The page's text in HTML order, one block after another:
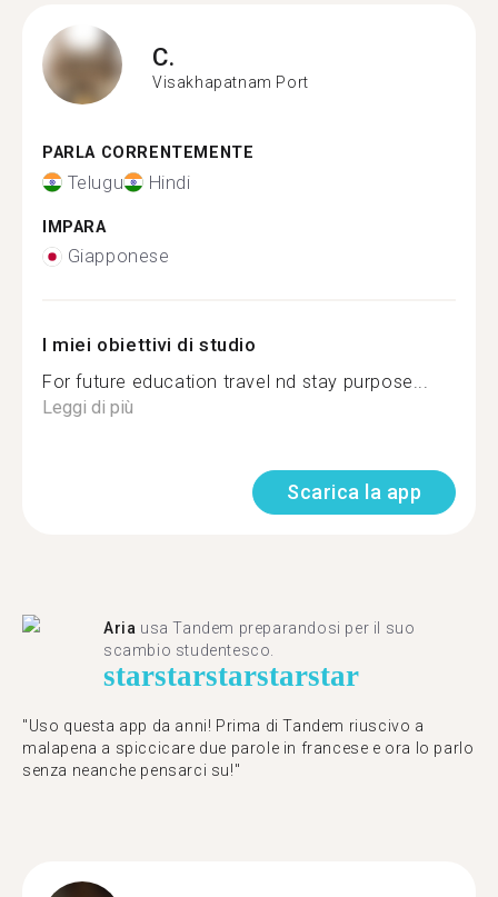
C.
Visakhapatnam Port
PARLA CORRENTEMENTE
Telugu Hindi
IMPARA
Giapponese
I miei obiettivi di studio
For future education travel nd stay purpose...
Leggi di più
Scarica la app
Aria usa Tandem preparandosi per il suo
scambio studentesco.
starstarstarstarstar
"Uso questa app da anni! Prima di Tandem riuscivo a
malapena a spiccicare due parole in francese e ora lo parlo
senza neanche pensarci su!"